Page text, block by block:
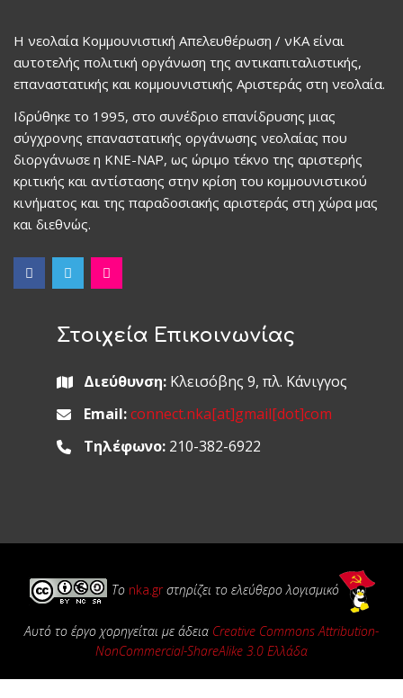
Η νεολαία Κομμουνιστική Απελευθέρωση / νΚΑ είναι
αυτοτελής πολιτική οργάνωση της αντικαπιταλιστικής,
επαναστατικής και κομμουνιστικής Αριστεράς στη νεολαία.
Ιδρύθηκε το 1995, στο συνέδριο επανίδρυσης μιας
σύγχρονης επαναστατικής οργάνωσης νεολαίας που
διοργάνωσε η ΚΝΕ-ΝΑΡ, ως ώριμο τέκνο της αριστερής
κριτικής και αντίστασης στην κρίση του κομμουνιστικού
κινήματος και της παραδοσιακής αριστεράς στη χώρα μας
και διεθνώς.
Στοιχεία Επικοινωνίας
Διεύθυνση:Κλεισόβης 9, πλ. Κάνιγγος
Email: connect.nka[at]gmail[dot]com
Τηλέφωνο:210-382-6922
Το nka.gr στηρίζει το ελεύθερο λογισμικό
Αυτό το έργο χορηγείται με άδεια Creative Commons Attribution-
NonCommercial-ShareAlike 3.0 Ελλάδα